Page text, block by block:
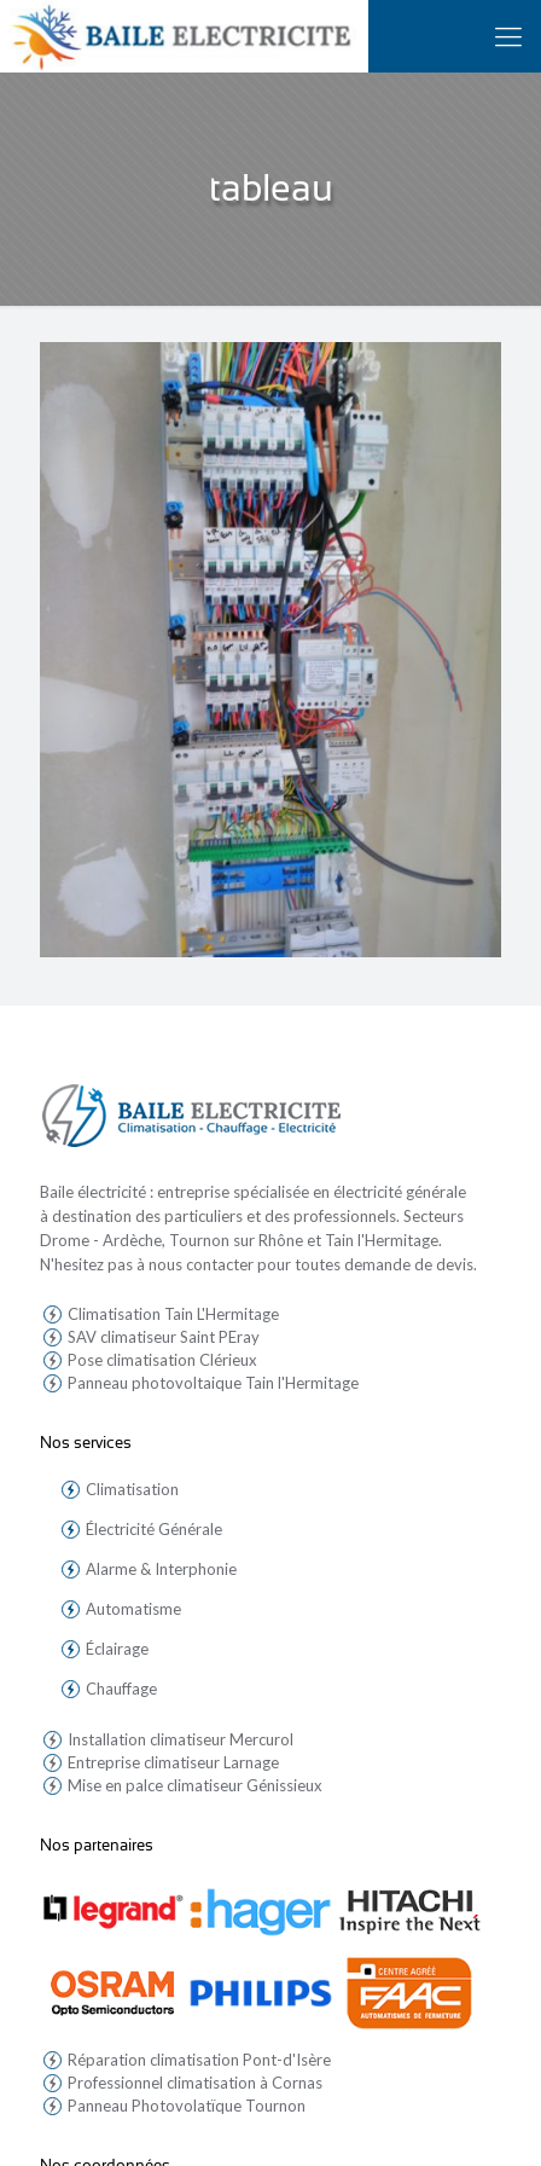
tableau
Baile électricité : entreprise spécialisée en électricité générale
à destination des particuliers et des professionnels. Secteurs
Drome - Ardèche, Tournon sur Rhône et Tain l'Hermitage.
N'hesitez pas à nous contacter pour toutes demande de devis.
Climatisation Tain L'Hermitage
SAV climatiseur Saint PEray
Pose climatisation Clérieux
Panneau photovoltaique Tain l'Hermitage
Nos services
Climatisation
Électricité Générale
Alarme & Interphonie
Automatisme
Éclairage
Chauffage
Installation climatiseur Mercurol
Entreprise climatiseur Larnage
Mise en palce climatiseur Génissieux
Nos partenaires
Réparation climatisation Pont-d'Isère
Professionnel climatisation à Cornas
Panneau Photovolatïque Tournon